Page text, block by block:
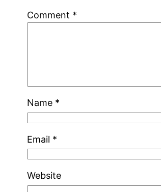
Comment *
Name *
Email *
Website